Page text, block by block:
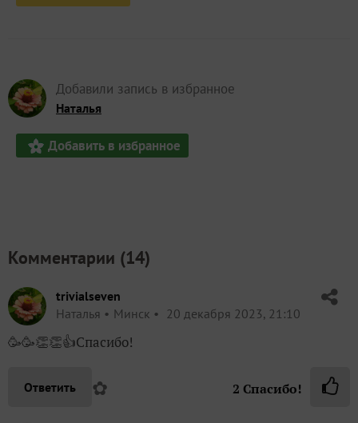
Добавили запись в избранное
Наталья
Добавить в избранное
Комментарии (14)
trivialseven
Наталья
Минск 20 декабря 2023, 21:10
🥳🥳👏👏👍Спасибо!
Ответить ✿ 2 Спасибо!